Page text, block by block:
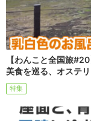
【わんこと全国旅
美食を巡る、オステ
特集